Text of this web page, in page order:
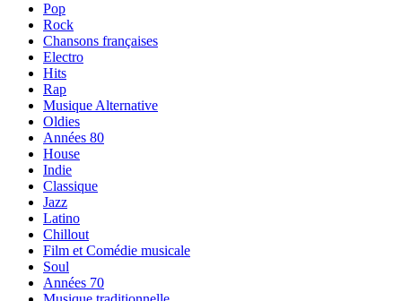
Pop
Rock
Chansons françaises
Electro
Hits
Rap
Musique Alternative
Oldies
Années 80
House
Indie
Classique
Jazz
Latino
Chillout
Film et Comédie musicale
Soul
Années 70